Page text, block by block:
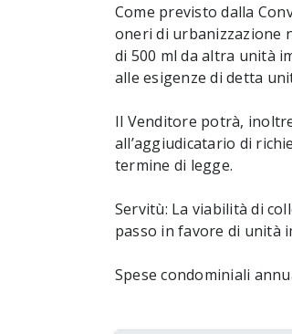
Come previsto dalla
oneri di urbanizzazione
di 500 ml da altra unità
alle esigenze di detta
Il Venditore potrà,
all’aggiudicatario di
termine di legge.
Servitù: La viabilità di
passo in favore di unità
Spese condominiali